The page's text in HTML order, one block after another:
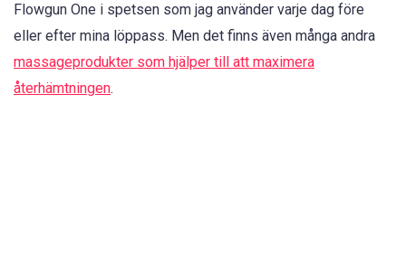
Flowgun One i spetsen som jag använder varje dag före
eller efter mina löppass. Men det finns även många andra
massageprodukter som hjälper till att maximera
återhämtningen.